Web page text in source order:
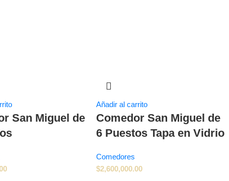
San Miguel de
Añadir al carrito
Comedor San Miguel de
6 Puestos Tapa en Vidrio
Comedores
$2,600,000.00